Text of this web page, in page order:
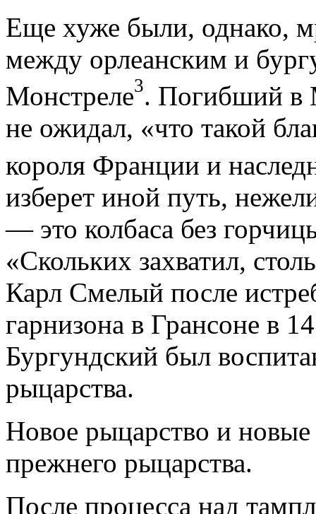
Еще хуже были, однако,
между орлеанским и
Монстреле3. Погибший в
не ожидал, «что такой
короля Франции и
изберет иной путь,
— это колбаса без
«Скольких захватил,
Карл Смелый после
гарнизона в Грансоне в
Бургундский был
рыцарства.
Новое рыцарство и
прежнего рыцарства.
После процесса над